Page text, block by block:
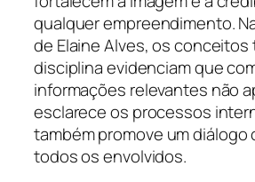
qualquer empreendimento.
de Elaine Alves, os
disciplina evidenciam que
informações relevantes não
esclarece os processos
também promove um
todos os envolvidos.